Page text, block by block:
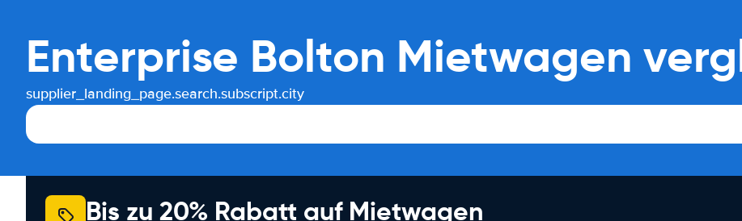
Enterprise Bolton Mietwagen
supplier_landing_page.search.subscript.city
Bis zu 20% Rabatt auf Mietwagen